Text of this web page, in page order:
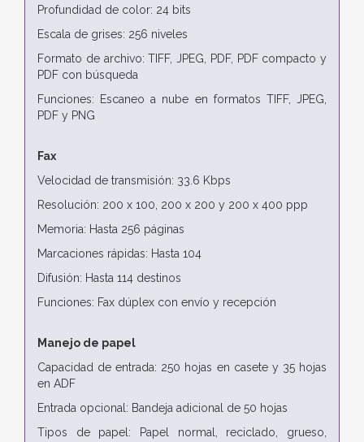
Profundidad de color: 24 bits
Escala de grises: 256 niveles
Formato de archivo: TIFF, JPEG, PDF, PDF compacto y
PDF con búsqueda
Funciones: Escaneo a nube en formatos TIFF, JPEG,
PDF y PNG
Fax
Velocidad de transmisión: 33.6 Kbps
Resolución: 200 x 100, 200 x 200 y 200 x 400 ppp
Memoria: Hasta 256 páginas
Marcaciones rápidas: Hasta 104
Difusión: Hasta 114 destinos
Funciones: Fax dúplex con envío y recepción
Manejo de papel
Capacidad de entrada: 250 hojas en casete y 35 hojas
en ADF
Entrada opcional: Bandeja adicional de 50 hojas
Tipos de papel: Papel normal, reciclado, grueso,